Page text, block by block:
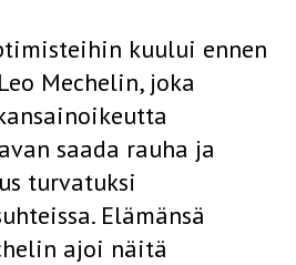
kuului ennen
Mechelin, joka
saada rauha ja
turvatuksi
Elämänsä
ajoi näitä